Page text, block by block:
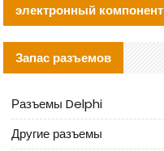
электронный компонент
Запас разъемов
Разъемы Delphi
Другие разъемы